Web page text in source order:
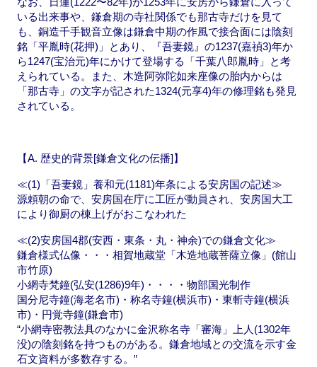
いる出来事や、鎌倉期の寺社関係でも那古寺だけを見て
も、銅造千手観音立像は鎌倉中期の作風で接合面には陰刻
銘「平胤時(花押)」とあり、『吾妻鏡』の1237(嘉禎3)年か
ら1247(宝治元)年にかけて登場する「千葉八郎胤時」と考
えられている。また、木造阿弥陀如来座像の胎内からは
「那古寺」の文字が記された1324(元享4)年の修理銘も発見
されている。
【A. 歴史的背景[鎌倉文化の伝播]】
≪(1)「吾妻鏡」養和元(1181)年条による安房国の記述≫
源頼朝の命で、安房国在庁に工匠が動員され、安房国大工
により御厨の棟上げがおこなわれた
≪(2)安房国4郡(安西・東条・丸・神余)での鎌倉文化≫
鎌倉様式仏像・・・相賀地蔵堂「木造地蔵菩薩立像」(館山
市竹原)
小網寺梵鐘(弘安(1286)9年)・・・・物部国光制作
国分尼寺鐘(海老名市)・称名寺鐘(横浜市)・東斬寺鐘(横浜
市)・円覚寺鐘(鎌倉市)
“小網寺密教法具のなかに金沢称名寺「審海」上人(1302年
没)の陰刻銘を持つものがある。鎌倉地域との交流を示す金
石文資料が多数存する。”